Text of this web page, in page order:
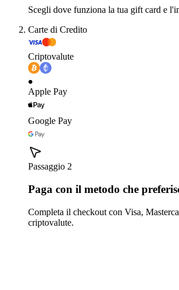
Scegli dove funziona la tua gift card e
Carte di Credito
Criptovalute
Apple Pay
Google Pay
Passaggio 2
Paga con il metodo che
Completa il checkout con Visa,
criptovalute.